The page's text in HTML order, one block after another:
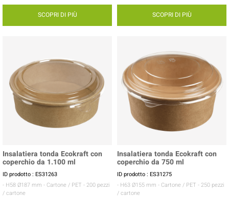
SCOPRI DI PIÙ SCOPRI DI PIÙ
Insalatiera tonda Ecokraft con
coperchio da 1.100 ml
ID prodotto : ES31263
- H58 Ø187 mm - Cartone / PET - 200 pezzi
/ cartone
Insalatiera tonda Ecokraft con
coperchio da 750 ml
ID prodotto : ES31275
- H63 Ø155 mm - Cartone / PET - 250 pezzi
/ cartone